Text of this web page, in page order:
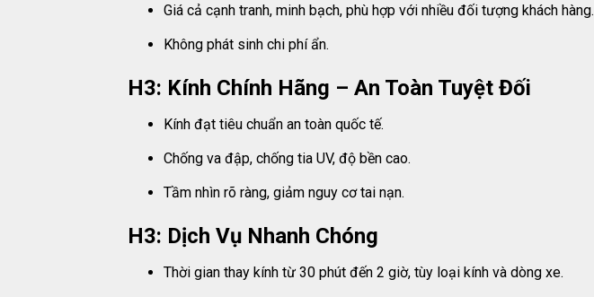
Giá cả cạnh tranh, minh bạch, phù hợp với nhiều đối tượng khách hàng.
Không phát sinh chi phí ẩn.
H3: Kính Chính Hãng – An Toàn Tuyệt Đối
Kính đạt tiêu chuẩn an toàn quốc tế.
Chống va đập, chống tia UV, độ bền cao.
Tầm nhìn rõ ràng, giảm nguy cơ tai nạn.
H3: Dịch Vụ Nhanh Chóng
Thời gian thay kính từ 30 phút đến 2 giờ, tùy loại kính và dòng xe.